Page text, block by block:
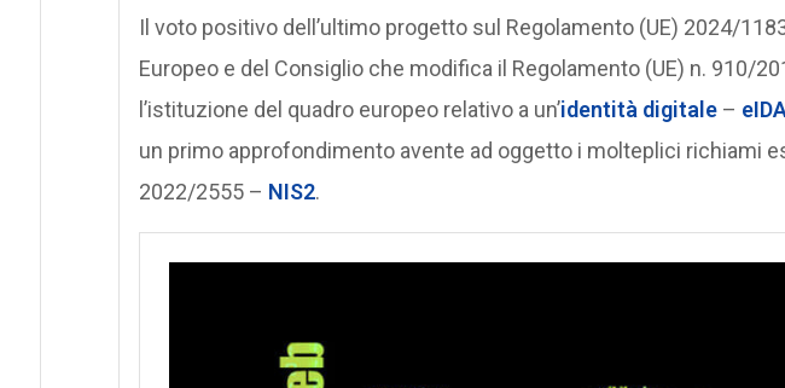
Il voto positivo dell’ultimo progetto sul Regolamento (UE) 2024/
Europeo e del Consiglio che modifica il Regolamento (UE) n. 910/
l’istituzione del quadro europeo relativo a un’identità digitale–
un primo approfondimento avente ad oggetto i molteplici richiami
2022/2555 – NIS2.